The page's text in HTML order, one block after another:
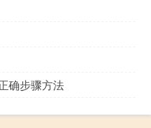
确步骤方法